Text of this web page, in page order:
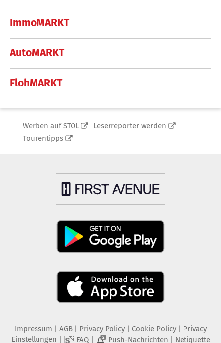
ImmoMARKT
AutoMARKT
FlohMARKT
Werben auf STOL
Leserreporter werden
Tourentipps
Impressum AGB Privacy Policy| Cookie Policy| Privacy
Einstellungen
FAQ| 2 Push-Nachrichten Netiquette